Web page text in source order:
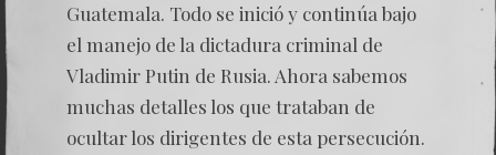
Guatemala. Todo se inició y continúa bajo
el manejo de la dictadura criminal de
Vladimir Putin de Rusia. Ahora sabemos
muchas detalles los que trataban de
ocultar los dirigentes de esta persecución.